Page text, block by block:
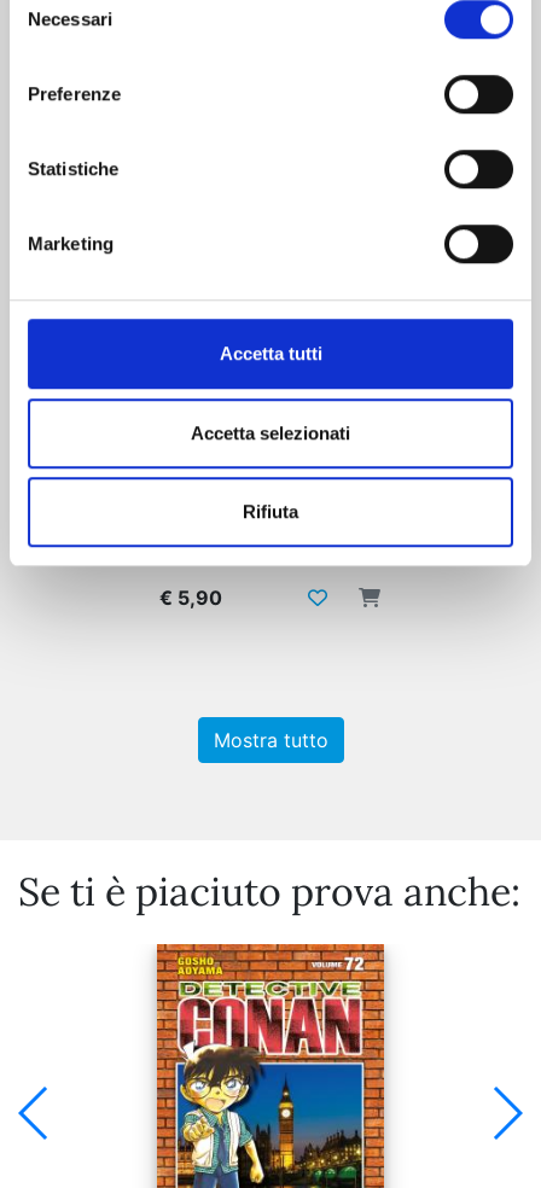
delNecessari
Preferenze
Statistiche
Marketing
Accetta tutti
Accetta selezionati
Rifiuta
€ 5,90
Mostra tutto
Se ti è piaciuto prova anche: